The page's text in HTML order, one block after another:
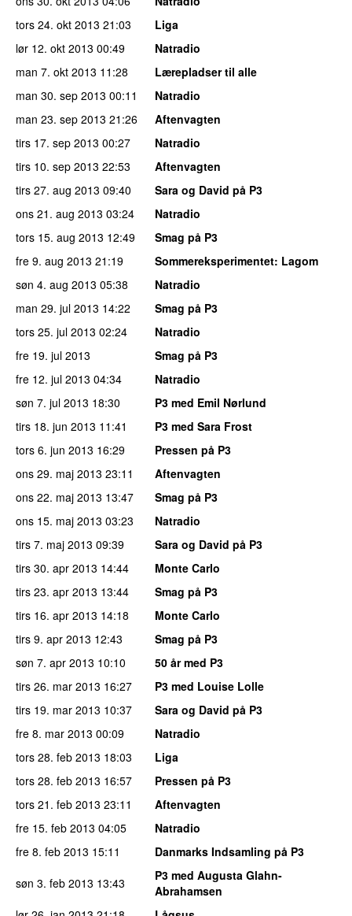
tors 24. okt 2013 21:03
Liga
lør 12. okt 2013 00:49
Natradio
man 7. okt 2013 11:28
Lærepladser til alle
man 30. sep 2013 00:11
Natradio
man 23. sep 2013 21:26
Aftenvagten
tirs 17. sep 2013 00:27
Natradio
tirs 10. sep 2013 22:53
Aftenvagten
tirs 27. aug 2013 09:40
Sara og David på P3
ons 21. aug 2013 03:24
Natradio
tors 15. aug 2013 12:49
Smag på P3
fre 9. aug 2013 21:19 Sommereksperimentet: Lagom
søn 4. aug 2013 05:38
Natradio
man 29. jul 2013 14:22
Smag på P3
tors 25. jul 2013 02:24
Natradio
fre 19. jul 2013
Smag på P3
fre 12. jul 2013 04:34
Natradio
søn 7. jul 2013 18:30
P3 med Emil Nørlund
tirs 18. jun 2013 11:41
P3 med Sara Frost
tors 6. jun 2013 16:29
Pressen på P3
ons 29. maj 2013 23:11
Aftenvagten
ons 22. maj 2013 13:47
Smag på P3
ons 15. maj 2013 03:23
Natradio
tirs 7. maj 2013 09:39
Sara og David på P3
tirs 30. apr 2013 14:44
Monte Carlo
tirs 23. apr 2013 13:44
Smag på P3
tirs 16. apr 2013 14:18
Monte Carlo
tirs 9. apr 2013 12:43
Smag på P3
søn 7. apr 2013 10:10
50 år med P3
tirs 26. mar 2013 16:27
P3 med Louise Lolle
tirs 19. mar 2013 10:37
Sara og David på P3
fre 8. mar 2013 00:09
Natradio
tors 28. feb 2013 18:03
Liga
tors 28. feb 2013 16:57
Pressen på P3
tors 21. feb 2013 23:11
Aftenvagten
fre 15. feb 2013 04:05
Natradio
fre 8. feb 2013 15:11
Danmarks Indsamling på P3
søn 3. feb 2013 13:43
P3 med Augusta Glahn-
Abrahamsen